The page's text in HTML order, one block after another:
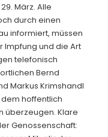
März. Alle
durch einen
informiert, müssen
Impfung und die Art
telefonisch
Bernd
Markus Krimshandl
hoffentlich
überzeugen. Klare
Genossenschaft: